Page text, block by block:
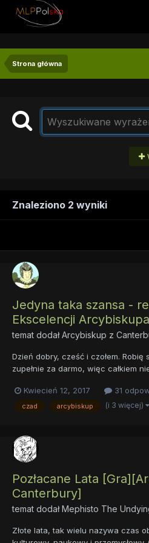
Strona główna
Znaleziono 2 wyniki
Jedyna taka szansa -
Ekscelencji Arcybiskupa
temat dodałArcybiskup z
Dzień dobry, cześć i czołem. Robię
zupełnie za darmo, więc całkiem
poni, bo w poni to ja nie umiem.
potwory i inne diabelstwa to już pr...
Kwiecień 12, 2017 31
czad arcybiskup (i 3 więcej)
Pozłacane Lata
Canterbury]
temat dodałMephisto The
Złote lata, tak wielu nazywa czas